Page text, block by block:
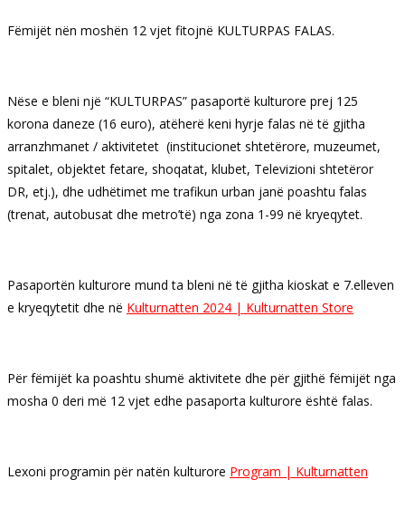
Fëmijët nën moshën 12 vjet fitojnë KULTURPAS FALAS.
Nëse e bleni një “KULTURPAS” pasaportë kulturore prej 125
korona daneze (16 euro), atëherë keni hyrje falas në të gjitha
arranzhmanet / aktivitetet (institucionet shtetërore, muzeumet,
spitalet, objektet fetare, shoqatat, klubet, Televizioni shtetëror
DR, etj.), dhe udhëtimet me trafikun urban janë poashtu falas
(trenat, autobusat dhe metro’të) nga zona 1-99 në kryeqytet.
Pasaportën kulturore mund ta bleni në të gjitha kioskat e 7.elleven
e kryeqytetit dhe në Kulturnatten 2024 | Kulturnatten Store
Për fëmijët ka poashtu shumë aktivitete dhe për gjithë fëmijët nga
mosha 0 deri më 12 vjet edhe pasaporta kulturore është falas.
Lexoni programin për natën kulturore Program | Kulturnatten